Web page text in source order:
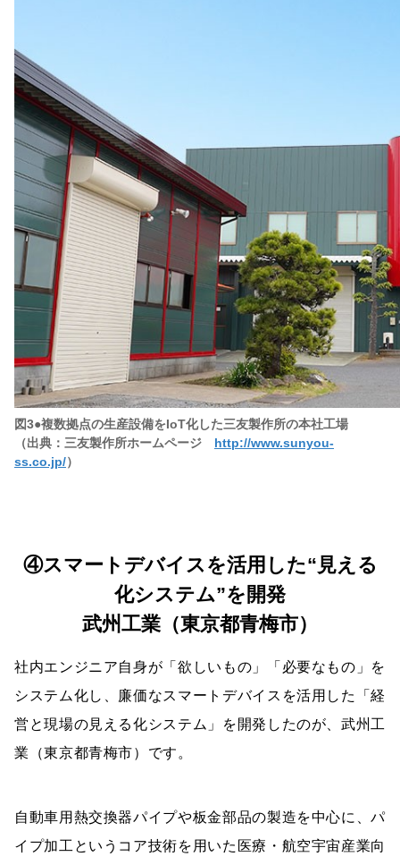
図3●複数拠点の生産設備をIoT化した三友製作所の本社工場
（出典：三友製作所ホームページ http://www.sunyou-
ss.co.jp/）
④スマートデバイスを活用した“見える
化システム”を開発
武州工業（東京都青梅市）
社内エンジニア自身が「欲しいもの」「必要なもの」を
システム化し、廉価なスマートデバイスを活用した「経
営と現場の見える化システム」を開発したのが、武州工
業（東京都青梅市）です。
自動車用熱交換器パイプや板金部品の製造を中心に、パ
イプ加工というコア技術を用いた医療・航空宇宙産業向